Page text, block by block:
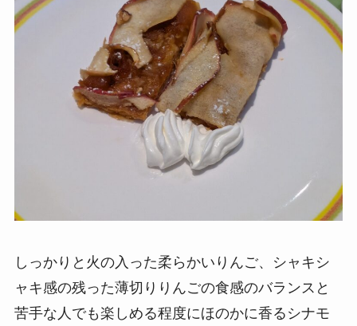
しっかりと火の入った柔らかいりんご、シャキシ
ャキ感の残った薄切りりんごの食感のバランスと
苦手な人でも楽しめる程度にほのかに香るシナモ